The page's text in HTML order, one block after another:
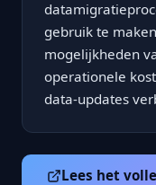
gebruik te
mogelijkheden
operationele
data-updates
Lees het